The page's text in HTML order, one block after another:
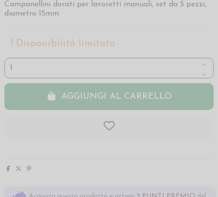
Campanellini dorati per lavoretti manuali, set da 5 pezzi,
diametro 15mm
Disponibilità limitata
AGGIUNGI AL CARRELLO